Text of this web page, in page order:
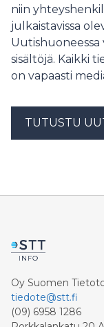
niin
julkaistavissa
Uutishuoneessa
sisältöjä. Kaikki
on vapaasti
TUTUSTU
Oy Suomen
tiedote@stt.fi
(09) 6958 1286